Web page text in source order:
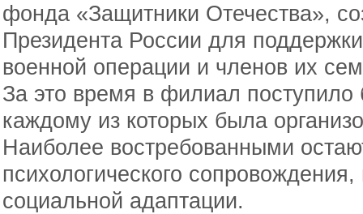
фонда «Защитники Отечества»,
Президента России для
военной операции и членов их
За это время в филиал
каждому из которых была
Наиболее востребованными
психологического
социальной адаптации.